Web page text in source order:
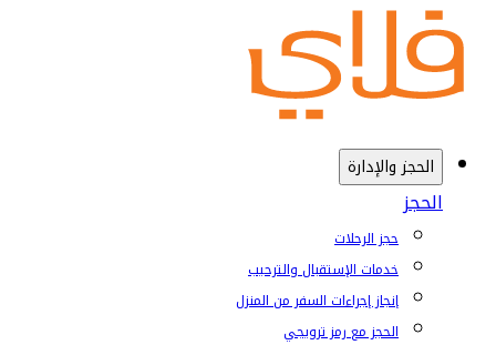
الحجز والإدارة
الحجز
حجز الرحلات
خدمات الإستقبال والترحيب
إنجاز إجراءات السفر من المنزل
الحجز مع رمز ترويجي